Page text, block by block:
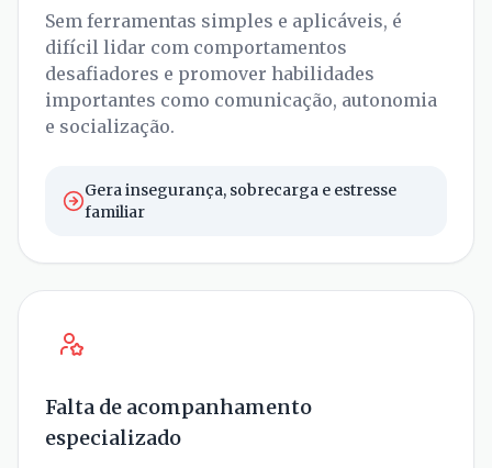
Sem ferramentas simples e aplicáveis, é
difícil lidar com comportamentos
desafiadores e promover habilidades
importantes como comunicação, autonomia
e socialização.
Gera insegurança, sobrecarga e estresse
familiar
Falta de acompanhamento
especializado